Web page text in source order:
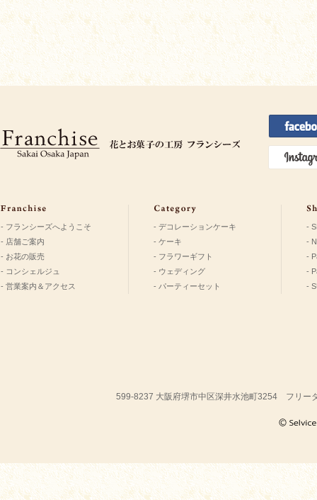
- フランシーズへようこそ
- 店舗ご案内
- お花の販売
- コンシェルジュ
- 営業案内＆アクセス
- デコレーションケーキ
- ケーキ
- フラワーギフト
- ウェディング
- パーティーセット
-
-
-
-
-
599-8237 大阪府堺市中区深井水池町3254 フリ